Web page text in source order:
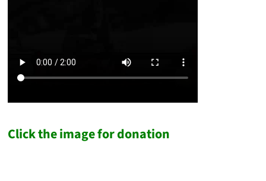
Click the image for donation